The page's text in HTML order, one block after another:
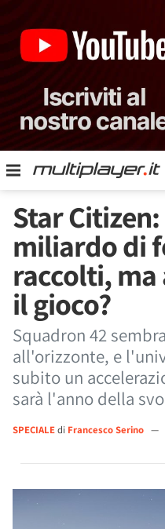
Star
miliardo di
raccolti, ma
il gioco?
Squadron 42
all'orizzonte, e
subito un
sarà l'anno della
SPECIALEdi Francesco Serino —